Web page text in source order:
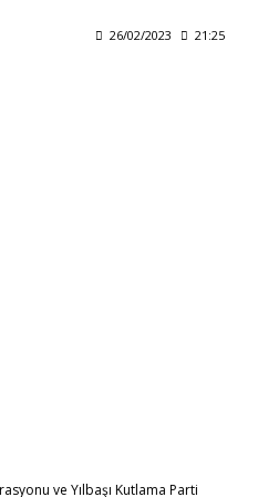
26/02/2023 21:25
ve Yılbaşı Kutlama Parti